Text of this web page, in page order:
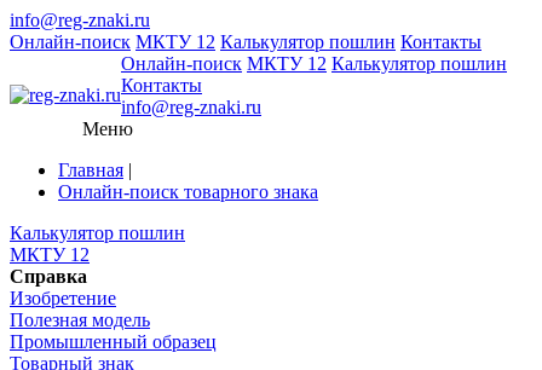
info@reg-znaki.ru
Онлайн-поиск МКТУ 12 Калькулятор пошлин Контакты
Онлайн-поиск МКТУ 12 Калькулятор пошлин
Контакты
info@reg-znaki.ru
Меню
Главная |
Онлайн-поиск товарного знака
Калькулятор пошлин
МКТУ 12
Справка
Изобретение
Полезная модель
Промышленный образец
Товарный знак